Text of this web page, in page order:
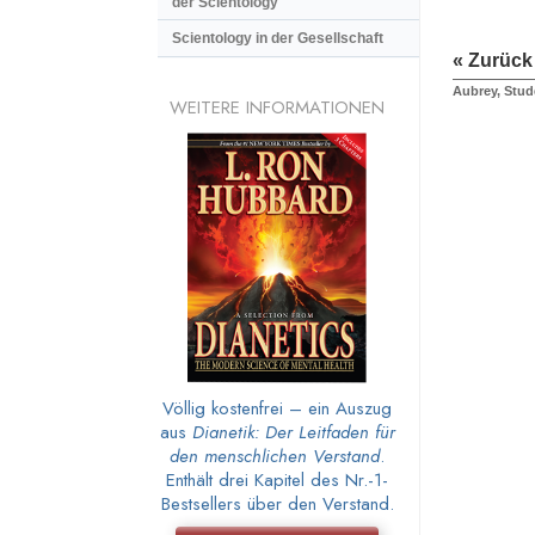
« Zurück
Aubrey,
Scientology in der Gesellschaft
WEITERE INFORMATIONEN
Völlig kostenfrei – ein Auszug
aus Dianetik: Der Leitfaden für
den menschlichen Verstand.
Enthält drei Kapitel des Nr.-1-
Bestsellers über den Verstand.